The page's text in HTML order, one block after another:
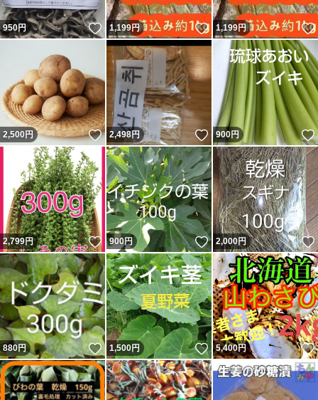
950円 いいね！
1,199円 いいね！
1,199円
2,500円 いいね！
2,498円 いいね！
900円
2,799円 いいね！
900円 いいね！
2,000円
880円 いいね！
1,500円 いいね！
5,400円